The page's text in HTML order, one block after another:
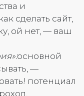
и
сделать сайт,
ой нет, — ваш
основной
—
потенциал